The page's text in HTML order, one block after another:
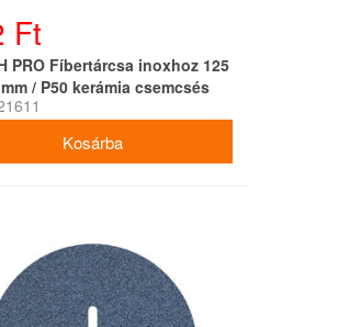
Ft
PRO Fíbertárcsa inoxhoz 125
/ P50 kerámia csemcsés